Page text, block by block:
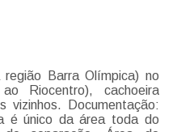
Barra Olímpica) no
Riocentro), cachoeira
vizinhos. Documentação:
é único da área toda do